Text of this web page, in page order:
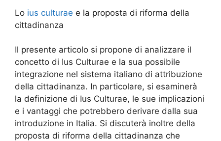
Lo ius culturae e la proposta di riforma della
cittadinanza
Il presente articolo si propone di analizzare il
concetto di Ius Culturae e la sua possibile
integrazione nel sistema italiano di attribuzione
della cittadinanza. In particolare, si esaminerà
la definizione di Ius Culturae, le sue implicazioni
e i vantaggi che potrebbero derivare dalla sua
introduzione in Italia. Si discuterà inoltre della
proposta di riforma della cittadinanza che